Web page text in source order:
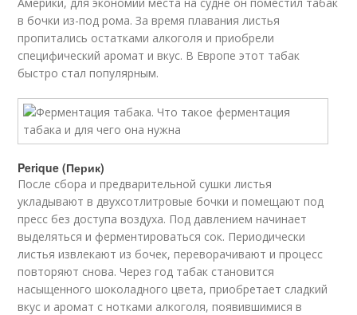
в бочки из-под рома. За время плавания листья
пропитались остатками алкоголя и приобрели
специфический аромат и вкус. В Европе этот табак
быстро стал популярным.
Perique (Перик)
После сбора и предварительной сушки листья
укладывают в двухсотлитровые бочки и помещают под
пресс без доступа воздуха. Под давлением начинает
выделяться и ферментироваться сок. Периодически
листья извлекают из бочек, переворачивают и процесс
повторяют снова. Через год табак становится
насыщенного шоколадного цвета, приобретает сладкий
вкус и аромат с нотками алкоголя, появившимися в